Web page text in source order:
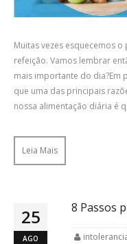
Muitas vezes esquecemos
refeição. Vamos lembrar
mais importante do
que uma das principais
nossa alimentação diária é
Leia Mais
25
AGO
8 Passos